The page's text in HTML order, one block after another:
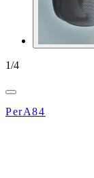
1/4
PerA84